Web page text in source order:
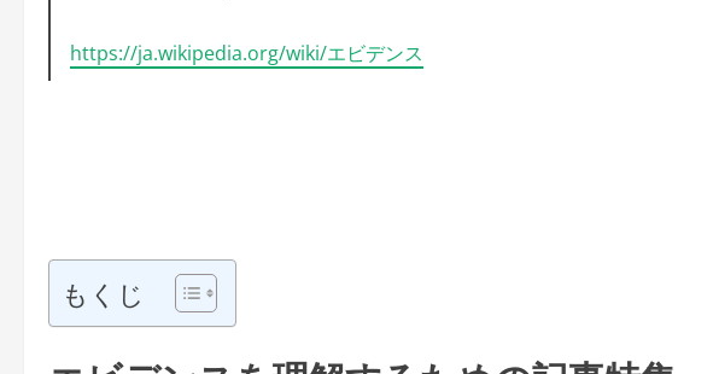
https://ja.wikipedia.org/wiki/エビデンス
もくじ